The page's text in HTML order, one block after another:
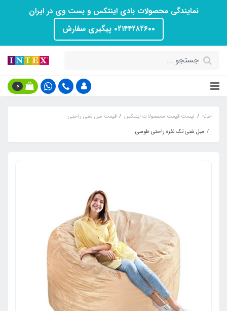
نمایندگی محصولات بادی اینتکس و بست وی در ایران
۰۲۱۴۴۲۸۲۶۰۰ پیگیری سفارش
0
خانه لیست قیمت محصولات اینتکس
قیمت مبل شنی راحتی
مبل شنی تک نفره راحتی طوسی